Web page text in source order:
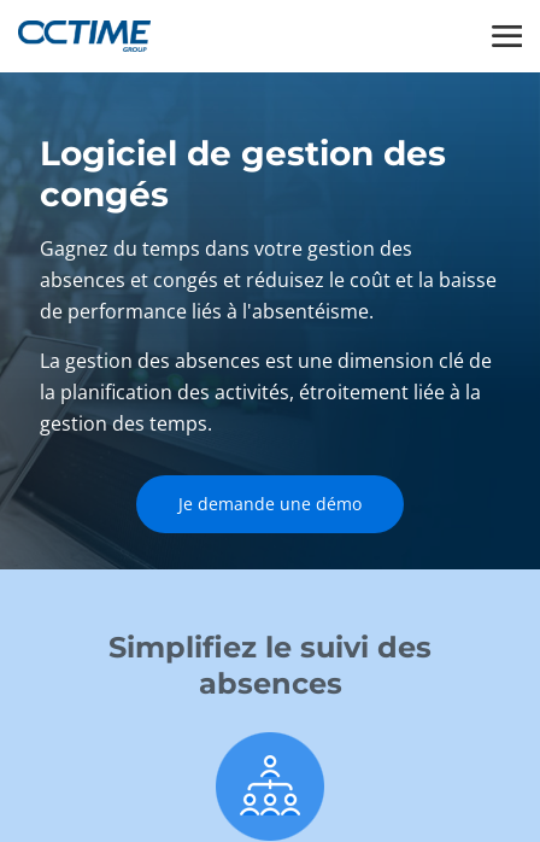
Logiciel de gestion des
congés
Gagnez du temps dans votre gestion des
absences et congés et réduisez le coût et la baisse
de performance liés à l'absentéisme.
La gestion des absences est une dimension clé de
la planification des activités, étroitement liée à la
gestion des temps.
Je demande une démo
Simplifiez le suivi des
absences